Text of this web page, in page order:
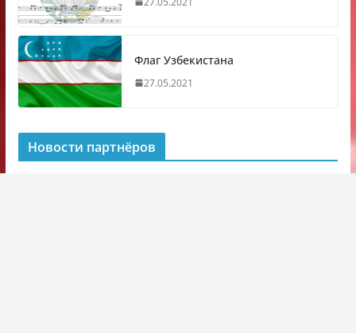
Флаг Узбекистана
27.05.2021
Новости партнёров